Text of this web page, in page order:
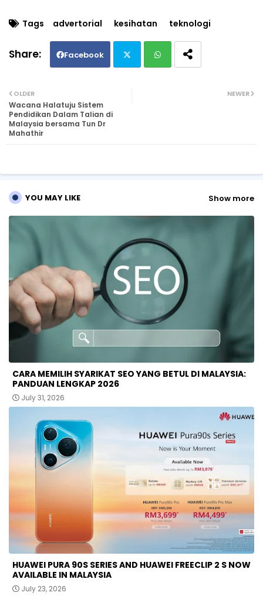
Tags advertorial kesihatan teknologi
Facebook
NEWER
OLDER
Wacana Halatuju Sistem
Pendidikan Dalam Talian di
Malaysia bersama Tun Dr
Mahathir
YOU MAY LIKE Show more
CARA MEMILIH SYARIKAT SEO YANG BETUL DI MALAYSIA:
PANDUAN LENGKAP 2026
July 31, 2026
HUAWEI PURA 90S SERIES AND HUAWEI FREECLIP 2 S NOW
AVAILABLE IN MALAYSIA
July 23, 2026